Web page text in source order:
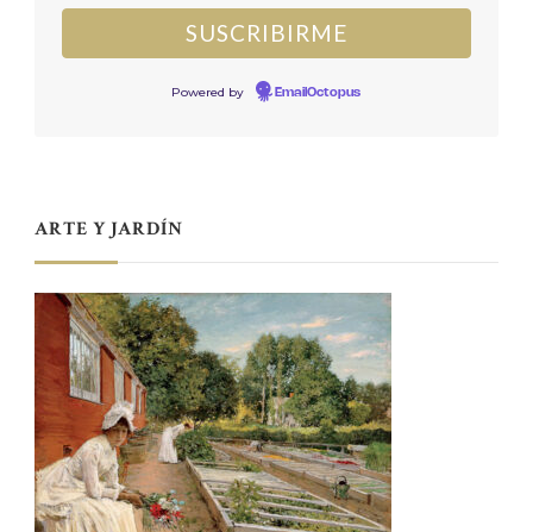
Powered by EmailOctopus
ARTE Y JARDÍN